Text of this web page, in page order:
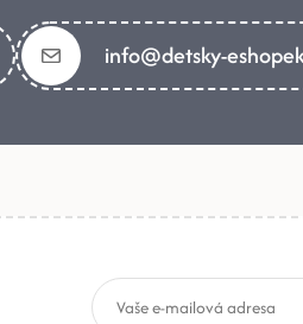
info@detsky-